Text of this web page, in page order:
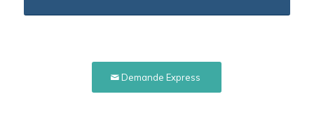
Demande Express